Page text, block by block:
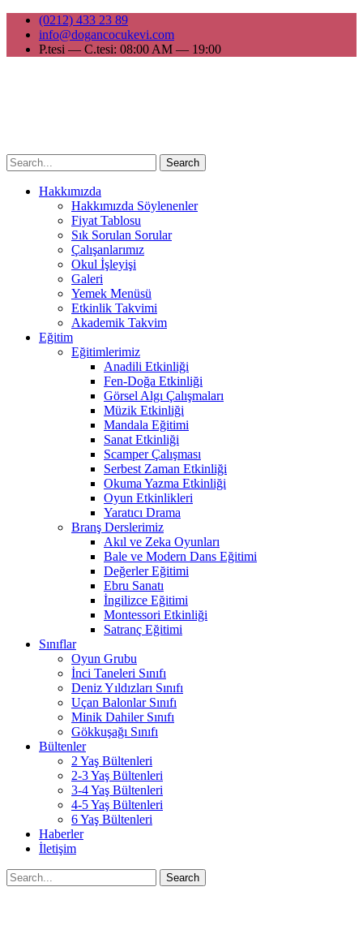
(0212) 433 23 89
info@dogancocukevi.com
P.tesi — C.tesi: 08:00 AM — 19:00
Search
Hakkımızda
Hakkımızda Söylenenler
Fiyat Tablosu
Sık Sorulan Sorular
Çalışanlarımız
Okul İşleyişi
Galeri
Yemek Menüsü
Etkinlik Takvimi
Akademik Takvim
Eğitim
Eğitimlerimiz
Anadili Etkinliği
Fen-Doğa Etkinliği
Görsel Algı Çalışmaları
Müzik Etkinliği
Mandala Eğitimi
Sanat Etkinliği
Scamper Çalışması
Serbest Zaman Etkinliği
Okuma Yazma Etkinliği
Oyun Etkinlikleri
Yaratıcı Drama
Branş Derslerimiz
Akıl ve Zeka Oyunları
Bale ve Modern Dans Eğitimi
Değerler Eğitimi
Ebru Sanatı
İngilizce Eğitimi
Montessori Etkinliği
Satranç Eğitimi
Sınıflar
Oyun Grubu
İnci Taneleri Sınıfı
Deniz Yıldızları Sınıfı
Uçan Balonlar Sınıfı
Minik Dahiler Sınıfı
Gökkuşağı Sınıfı
Bültenler
2 Yaş Bültenleri
2-3 Yaş Bültenleri
3-4 Yaş Bültenleri
4-5 Yaş Bültenleri
6 Yaş Bültenleri
Haberler
İletişim
Search